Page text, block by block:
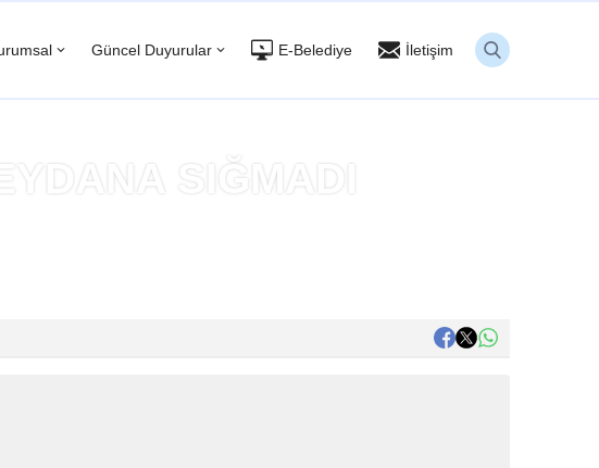
Güncel Duyurular E-Belediye İletişim
SIĞMADI